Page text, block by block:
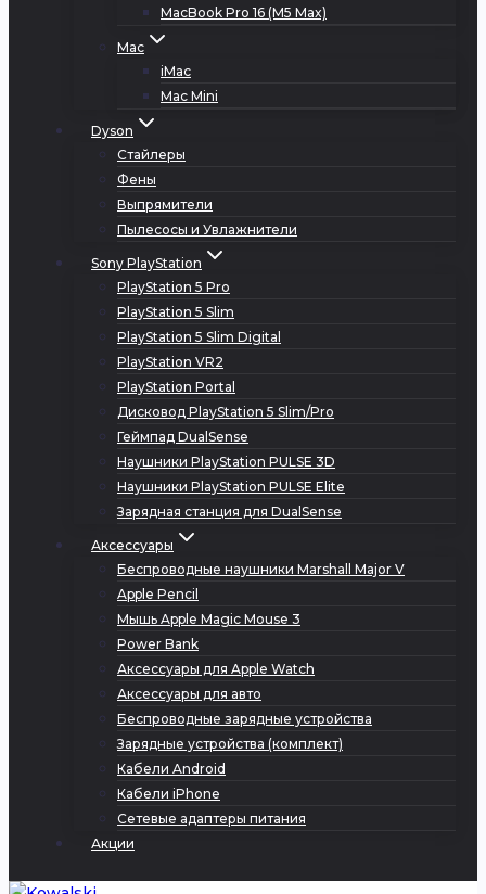
MacBook Pro 16 (M5 Max)
Mac
iMac
Mac Mini
Dyson
Стайлеры
Фены
Выпрямители
Пылесосы и Увлажнители
Sony PlayStation
PlayStation 5 Pro
PlayStation 5 Slim
PlayStation 5 Slim Digital
PlayStation VR2
PlayStation Portal
Дисковод PlayStation 5 Slim/Pro
Геймпад DualSense
Наушники PlayStation PULSE 3D
Наушники PlayStation PULSE Elite
Зарядная станция для DualSense
Аксессуары
Беспроводные наушники Marshall Major V
Apple Pencil
Мышь Apple Magic Mouse 3
Power Bank
Аксессуары для Apple Watch
Аксессуары для авто
Беспроводные зарядные устройства
Зарядные устройства (комплект)
Кабели Android
Кабели iPhone
Сетевые адаптеры питания
Акции